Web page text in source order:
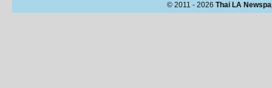
© 2011 - 2026 Thai LA